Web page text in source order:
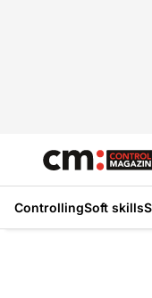
ControllingSoft skills